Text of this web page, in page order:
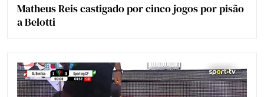
Matheus Reis castigado por cinco jogos por pisão
a Belotti